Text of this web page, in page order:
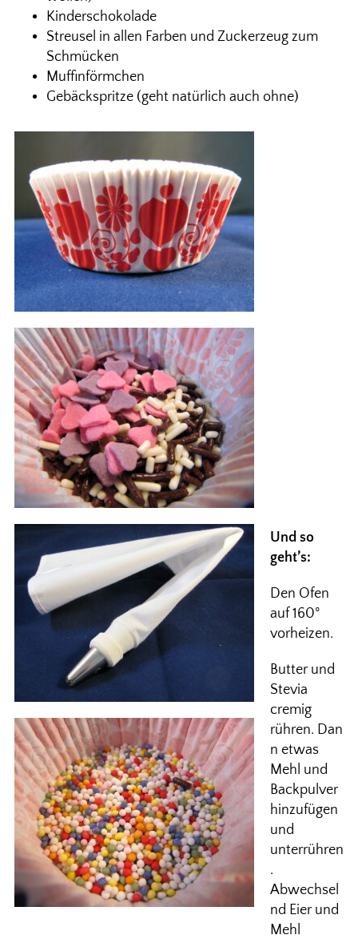
Kinderschokolade
Streusel in allen Farben und Zuckerzeug zum
Schmücken
Muffinförmchen
Gebäckspritze (geht natürlich auch ohne)
Und so
geht’s:
Den Ofen
auf 160°
vorheizen.
Butter und
Stevia
cremig
rühren. Dan
n etwas
Mehl und
Backpulver
hinzufügen
und
unterrühren
.
Abwechsel
nd Eier und
Mehl